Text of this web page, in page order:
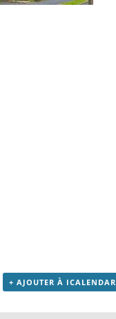
+ AJOUTER À ICALENDAR